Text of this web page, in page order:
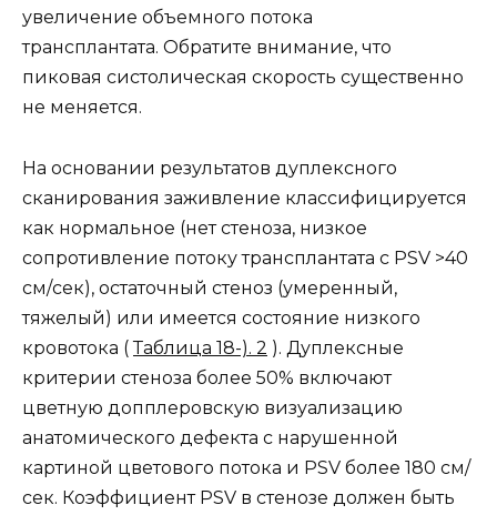
увеличение объемного потока
трансплантата. Обратите внимание, что
пиковая систолическая скорость существенно
не меняется.
На основании результатов дуплексного
сканирования заживление классифицируется
как нормальное (нет стеноза, низкое
сопротивление потоку трансплантата с PSV >40
см/сек), остаточный стеноз (умеренный,
тяжелый) или имеется состояние низкого
кровотока (Таблица 18-). 2 ). Дуплексные
критерии стеноза более 50% включают
цветную допплеровскую визуализацию
анатомического дефекта с нарушенной
картиной цветового потока и PSV более 180 см/
сек. Коэффициент PSV в стенозе должен быть